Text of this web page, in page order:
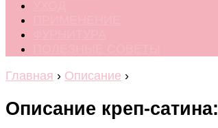
Главная › Описание ›
Описание креп-